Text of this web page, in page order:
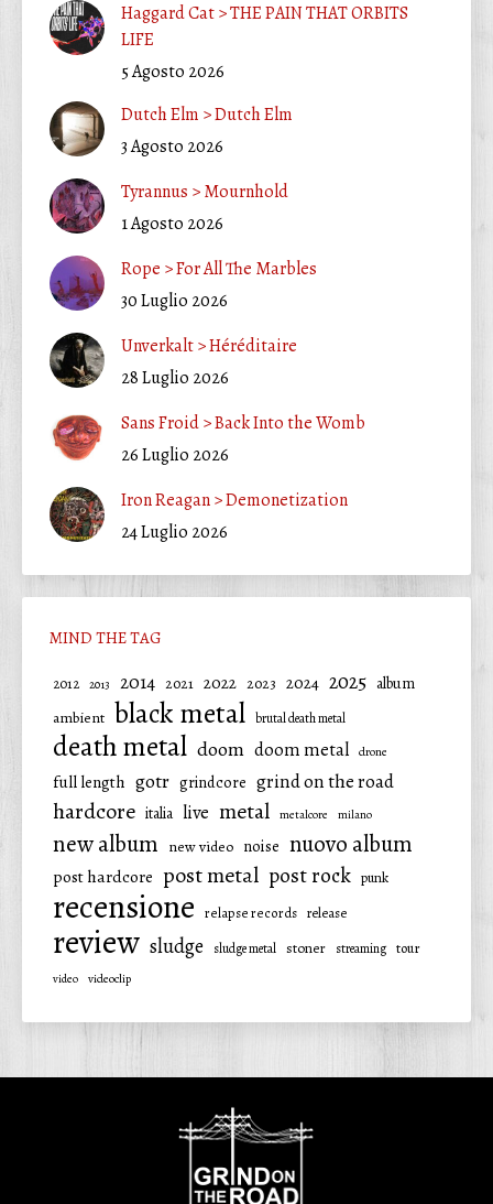
Haggard Cat > THE PAIN THAT ORBITS
LIFE
5 Agosto 2026
Dutch Elm > Dutch Elm
3 Agosto 2026
Tyrannus > Mournhold
1 Agosto 2026
Rope > For All The Marbles
30 Luglio 2026
Unverkalt > Héréditaire
28 Luglio 2026
Sans Froid > Back Into the Womb
26 Luglio 2026
Iron Reagan > Demonetization
24 Luglio 2026
MIND THE TAG
2012 2013 2014 2021 2022 2023 2024 2025 album
ambient black metal brutal death metal
death metal doom doom metal drone
full length gotr grindcore grind on the road
hardcore italia live metal metalcore milano
new album new video noise nuovo album
post hardcore post metal post rock punk
recensione relapse records release
review sludge sludge metal stoner streaming tour
video videoclip